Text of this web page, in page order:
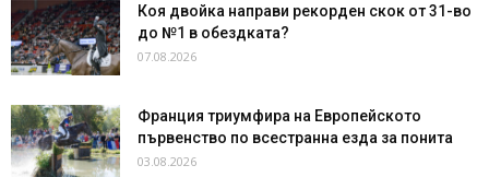
Коя двойка направи рекорден скок от 31-во
до №1 в обездката?
07.08.2026
Франция триумфира на Европейското
първенство по всестранна езда за понита
03.08.2026